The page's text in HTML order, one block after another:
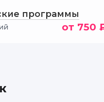
объяснял
и
программы
от 750